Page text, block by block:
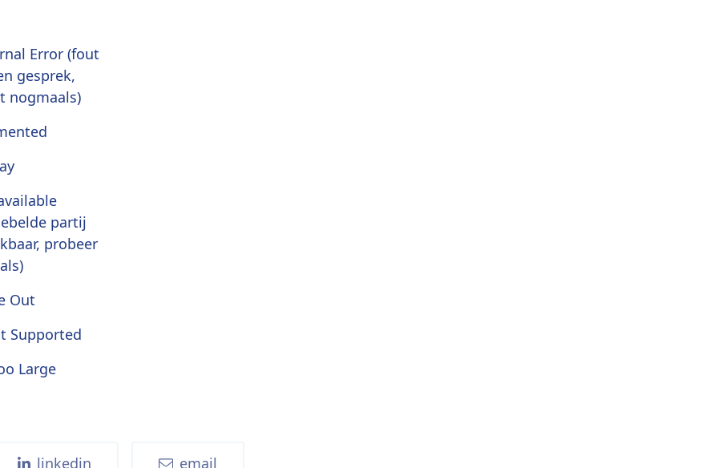
Error (fout
gesprek,
nogmaals)
partij
probeer
Out
Supported
Large
linkedin email